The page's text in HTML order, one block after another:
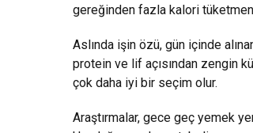
gereğinden fazla kalori
Aslında işin özü, gün içinde
protein ve lif açısından zengin
çok daha iyi bir seçim olur.
Araştırmalar, gece geç yemek